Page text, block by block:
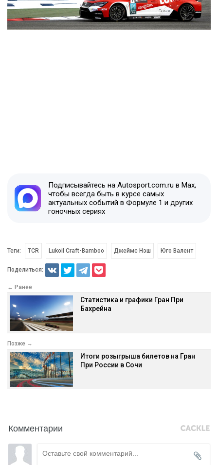
Подписывайтесь на Autosport.com.ru в Max,
чтобы всегда быть в курсе самых
актуальных событий в Формуле 1 и других
гоночных сериях
Теги: TCR Lukoil Craft-Bamboo Джеймс Нэш Юго Валент
Поделиться:
← Ранее
Статистика и графики Гран При
Бахрейна
Позже →
Итоги розыгрыша билетов на Гран
При России в Сочи
Комментарии